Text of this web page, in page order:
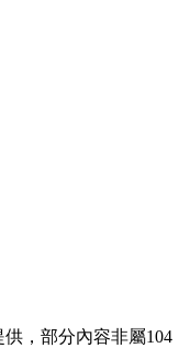
，部分內容非屬104